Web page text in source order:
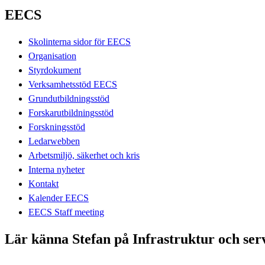
EECS
Skolinterna sidor för EECS
Organisation
Styrdokument
Verksamhetsstöd EECS
Grundutbildningsstöd
Forskarutbildningsstöd
Forskningsstöd
Ledarwebben
Arbetsmiljö, säkerhet och kris
Interna nyheter
Kontakt
Kalender EECS
EECS Staff meeting
Lär känna Stefan på Infrastruktur och